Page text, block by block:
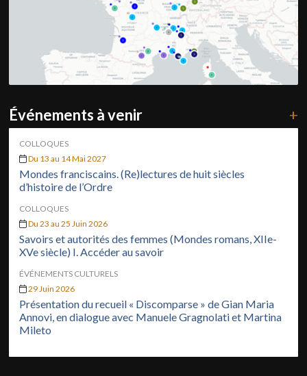
Événements à venir +
COLLOQUES
Du 13 au 14 Mai 2027
Mondes franciscains. (Re)lectures de huit siècles
d’histoire de l’Ordre
COLLOQUES
Du 23 au 25 Juin 2026
Savoirs et autorités des femmes (Mondes romans, XIIe-
XVe siècle) I. Accéder au savoir
ÉVÉNEMENTS CULTURELS
29 Juin 2026
Présentation du recueil « Discomparse » de Gian Maria
Annovi, en dialogue avec Manuele Gragnolati et Martina
Mileto